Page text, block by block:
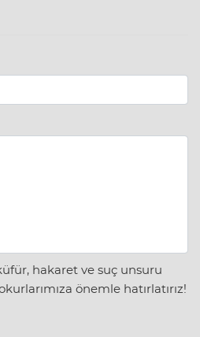
hakaret ve suç unsuru
önemle hatırlatırız!